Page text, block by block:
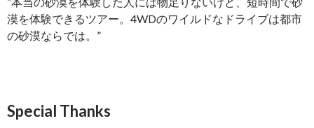
漠を体験できるツアー。4WDのワイルドなドライブは都市
の砂漠ならでは。”
Special Thanks